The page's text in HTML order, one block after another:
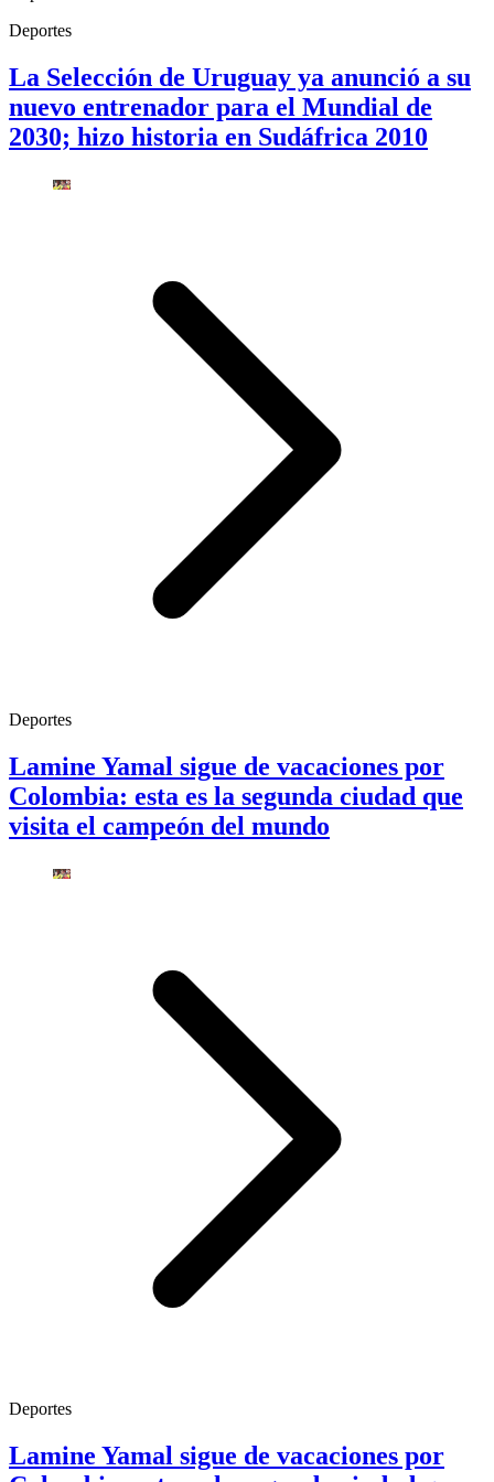
Deportes
La Selección de Uruguay ya anunció a su
nuevo entrenador para el Mundial de
2030; hizo historia en Sudáfrica 2010
Deportes
Lamine Yamal sigue de vacaciones por
Colombia: esta es la segunda ciudad que
visita el campeón del mundo
Deportes
Lamine Yamal sigue de vacaciones por